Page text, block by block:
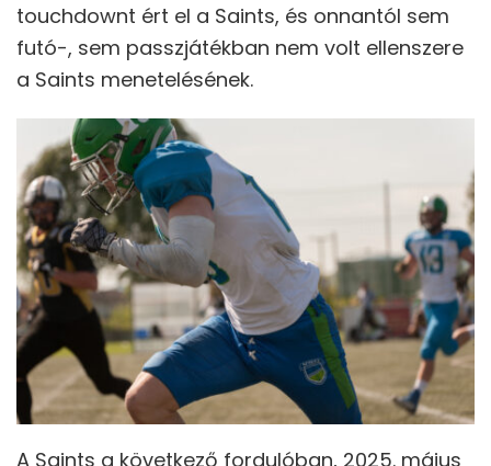
touchdownt ért el a Saints, és onnantól sem
futó-, sem passzjátékban nem volt ellenszere
a Saints menetelésének.
A Saints a következő fordulóban, 2025. május